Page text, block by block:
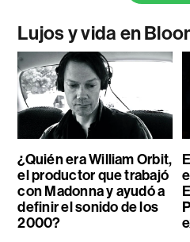
Lujos y vida en
¿Quién era William Orbit,
el productor que trabajó
con Madonna y ayudó a
definir el sonido de los
2000?